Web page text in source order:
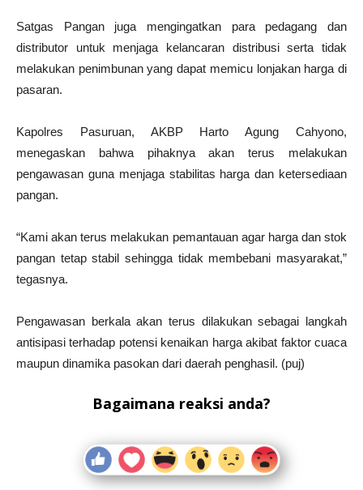
Satgas Pangan juga mengingatkan para pedagang dan
distributor untuk menjaga kelancaran distribusi serta tidak
melakukan penimbunan yang dapat memicu lonjakan harga di
pasaran.
Kapolres Pasuruan, AKBP Harto Agung Cahyono,
menegaskan bahwa pihaknya akan terus melakukan
pengawasan guna menjaga stabilitas harga dan ketersediaan
pangan.
“Kami akan terus melakukan pemantauan agar harga dan stok
pangan tetap stabil sehingga tidak membebani masyarakat,”
tegasnya.
Pengawasan berkala akan terus dilakukan sebagai langkah
antisipasi terhadap potensi kenaikan harga akibat faktor cuaca
maupun dinamika pasokan dari daerah penghasil. (puj)
Bagaimana reaksi anda?